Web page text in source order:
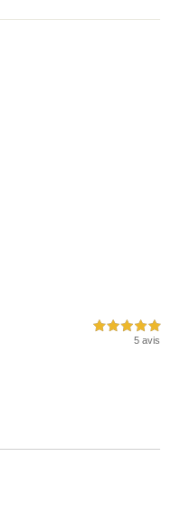
5,0 étoiles sur 5
5 avis